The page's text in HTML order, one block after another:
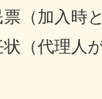
票（加入時
状（代理人